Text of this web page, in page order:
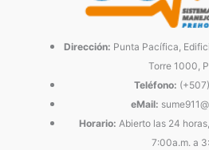
Dirección: Punta Pacífica,
Torre 1000,
Teléfono:
eMail:
Horario: Abierto las 24
7:00a.m. a